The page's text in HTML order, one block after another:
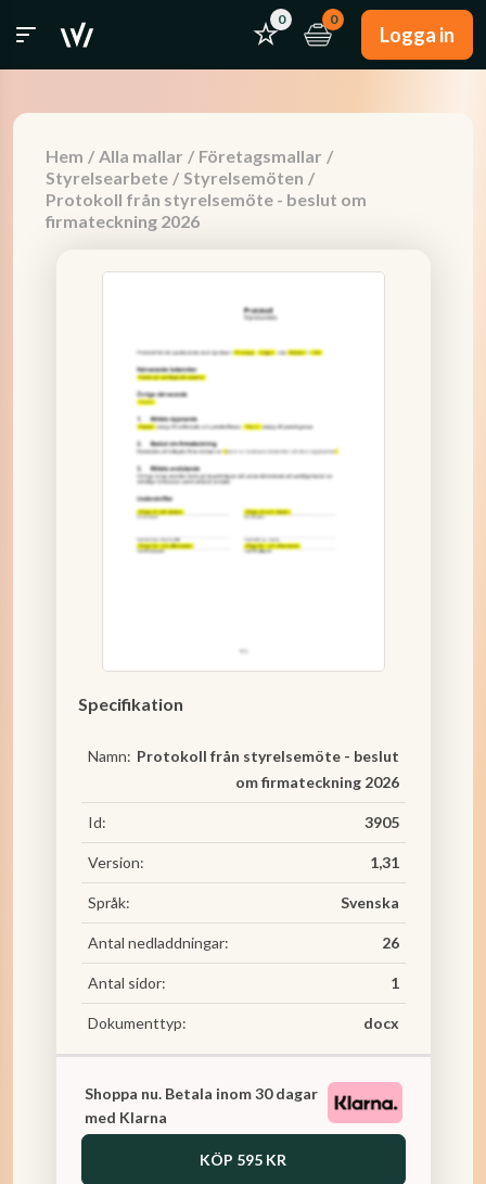
0 0
Logga in
Hem / Alla mallar / Företagsmallar /
Styrelsearbete / Styrelsemöten /
Protokoll från styrelsemöte - beslut om
firmateckning 2026
Specifikation
Namn: Protokoll från styrelsemöte - beslut
om firmateckning 2026
Id: 3905
Version: 1,31
Språk: Svenska
Antal nedladdningar: 26
Antal sidor: 1
Dokumenttyp: docx
Shoppa nu. Betala inom 30 dagar
med Klarna
KÖP 595 KR